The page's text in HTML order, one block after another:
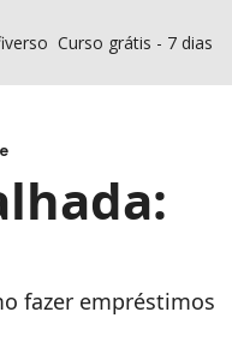
Curso grátis - 7 dias
fazer empréstimos